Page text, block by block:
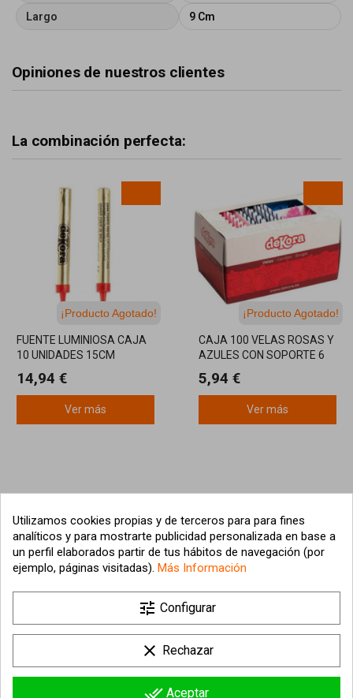
Largo 9 Cm
Opiniones de nuestros clientes
La combinación perfecta:
¡Producto Agotado!
FUENTE LUMINIOSA CAJA
10 UNIDADES 15CM
14,94 €
Ver más
¡Producto Agotado!
CAJA 100 VELAS ROSAS Y
AZULES CON SOPORTE 6
5,94 €
Ver más
Información sobre la tienda 
Utilizamos cookies propias y de terceros para para fines
analíticos y para mostrarte publicidad personalizada en base a
un perfil elaborados partir de tus hábitos de navegación (por
ejemplo, páginas visitadas). Más Información
tune Configurar
clear Rechazar
done_all Aceptar